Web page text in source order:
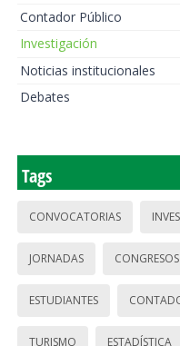
Contador Público
Investigación
Noticias institucionales
Debates
Tags
CONVOCATORIAS
JORNADAS CONGRESOS
ESTUDIANTES
TURISMO ESTADÍSTICA